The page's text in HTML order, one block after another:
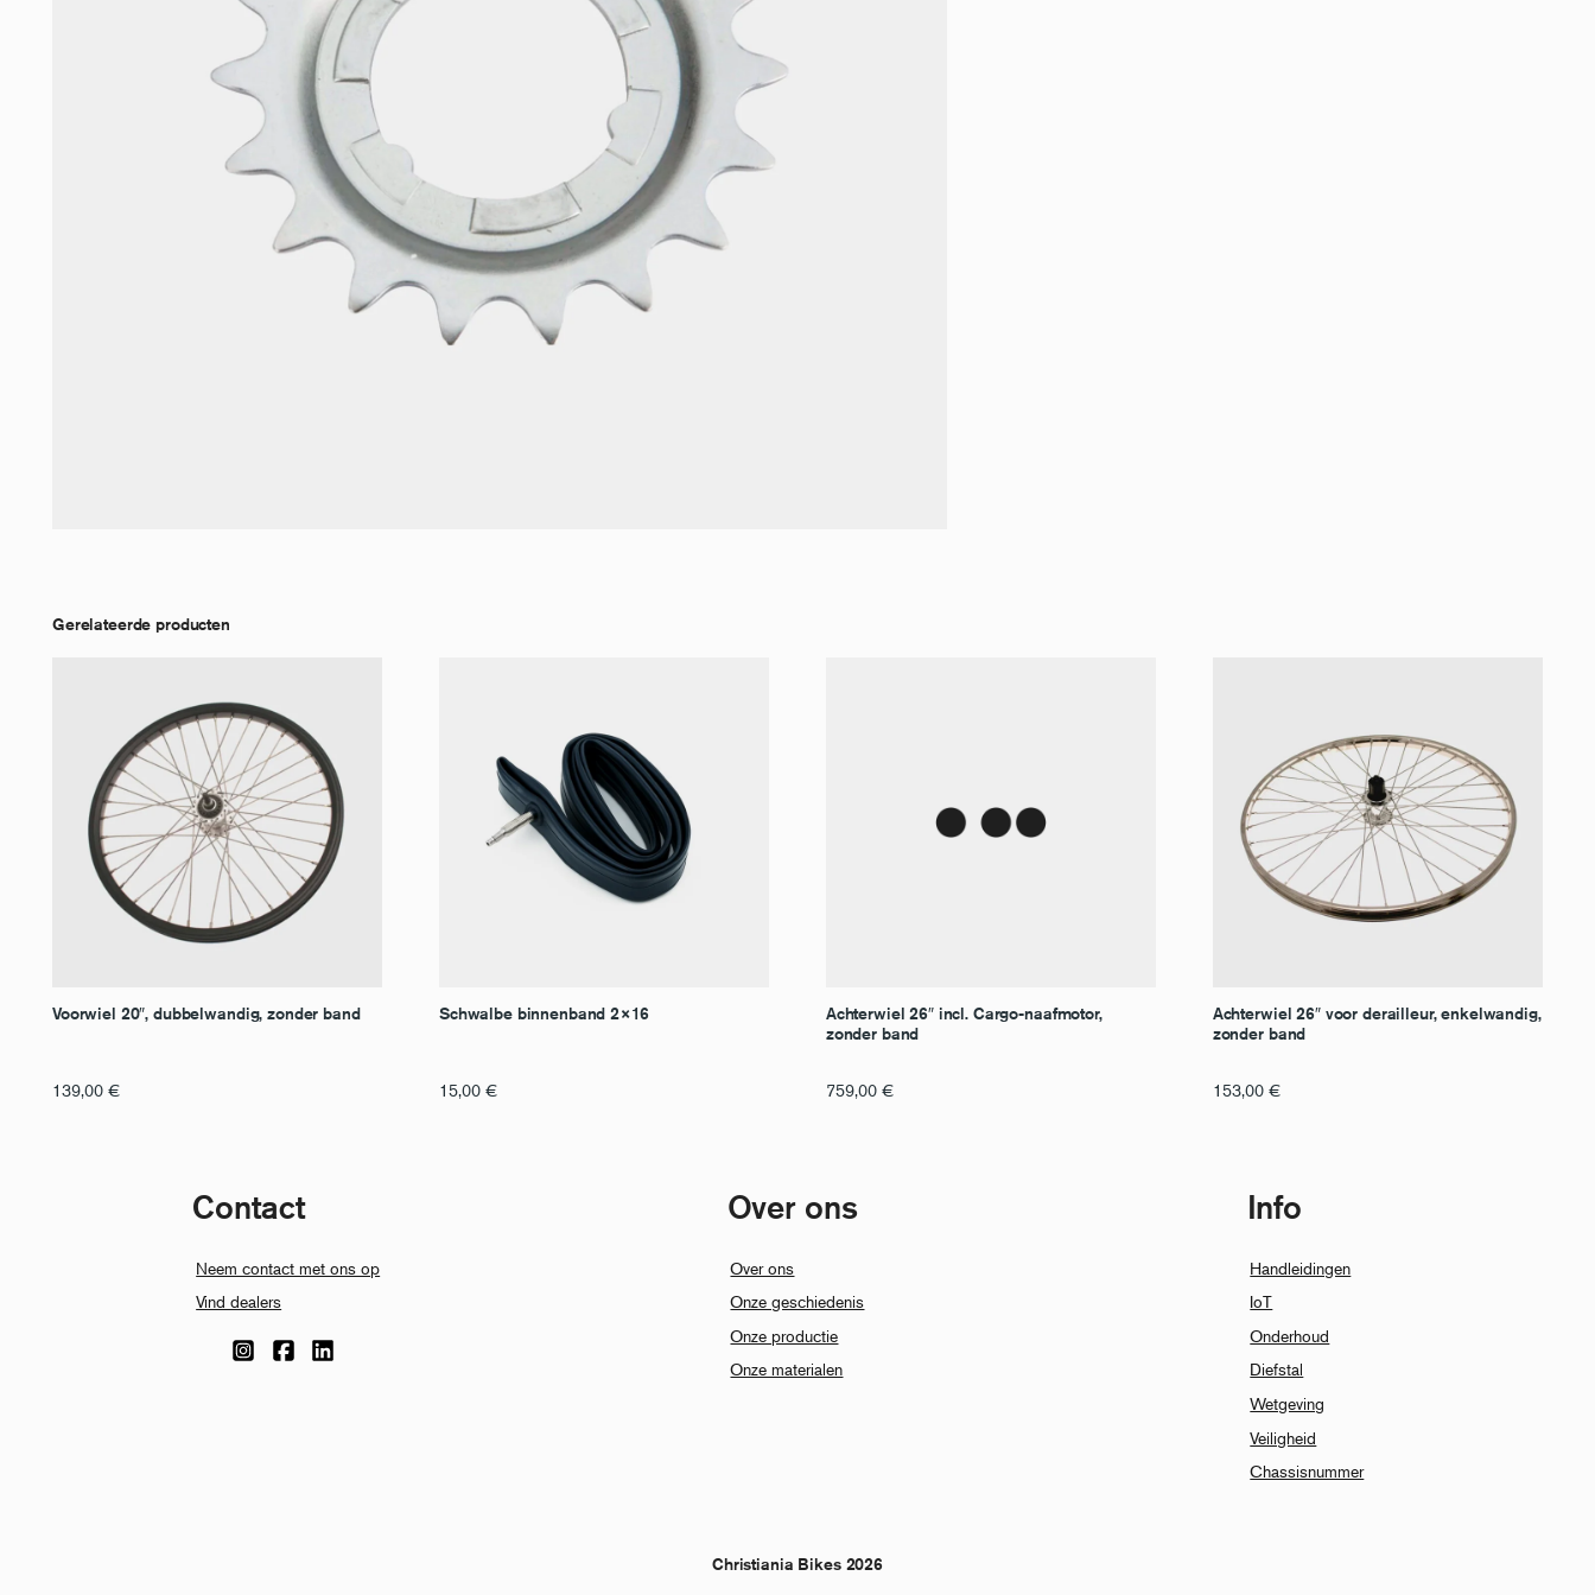
Gerelateerde producten
Voorwiel 20″, dubbelwandig, zonder band
139,00 €
Schwalbe binnenband 2×16
15,00 €
Achterwiel 26″ incl. Cargo-naafmotor,
zonder band
759,00 €
Achterwiel 26″ voor derailleur, enkelwandig,
zonder band
153,00 €
Contact
Neem contact met ons op
Vind dealers
Over ons
Over ons
Onze geschiedenis
Onze productie
Onze materialen
Info
Handleidingen
IoT
Onderhoud
Diefstal
Wetgeving
Veiligheid
Chassisnummer
Christiania Bikes 2026